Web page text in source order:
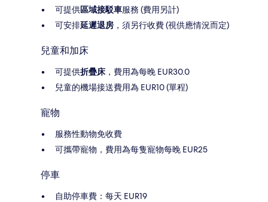
可提供區域接駁車服務 (費用另計)
可安排延遲退房 ，須另行收費 (視供應情況而定)
兒童和加床
可提供折疊床 ，費用為每晚 EUR30.0
兒童的機場接送費用為 EUR10 (單程)
寵物
服務性動物免收費
可攜帶寵物，費用為每隻寵物每晚 EUR25
停車
自助停車費：每天 EUR19